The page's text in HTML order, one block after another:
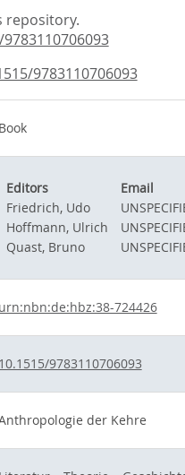
repository.
9783110706093
Book
Editors Email
Friedrich, Udo
Hoffmann, Ulrich
Quast, Bruno
urn:nbn:de:hbz:38-724426
10.1515/9783110706093
der Kehre